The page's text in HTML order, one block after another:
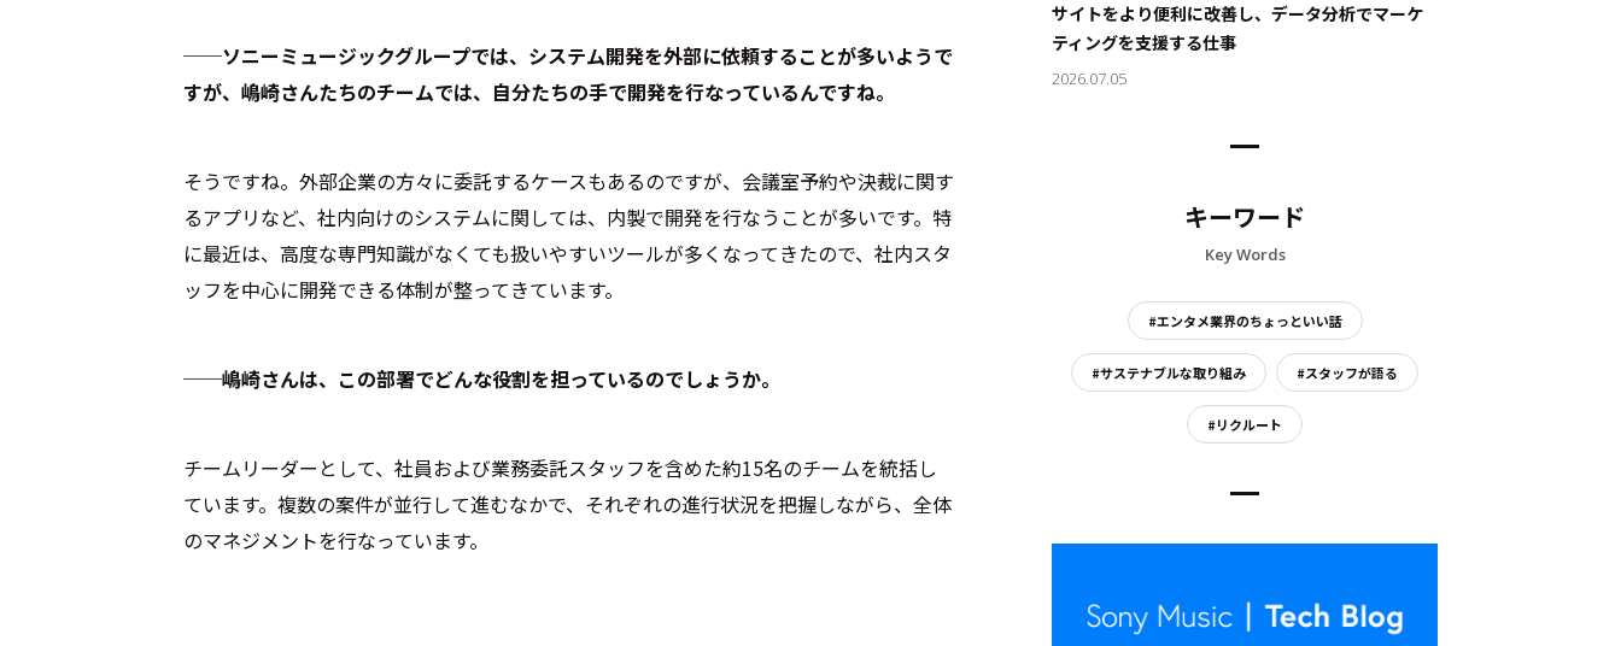
──ソニーミュージックグループでは、システム開発を外部に依頼することが多いようで
すが、嶋崎さんたちのチームでは、自分たちの手で開発を行なっているんですね。
そうですね。外部企業の方々に委託するケースもあるのですが、会議室予約や決裁に関す
るアプリなど、社内向けのシステムに関しては、内製で開発を行なうことが多いです。特
に最近は、高度な専門知識がなくても扱いやすいツールが多くなってきたので、社内スタ
ッフを中心に開発できる体制が整ってきています。
──嶋崎さんは、この部署でどんな役割を担っているのでしょうか。
チームリーダーとして、社員および業務委託スタッフを含めた約15名のチームを統括し
ています。複数の案件が並行して進むなかで、それぞれの進行状況を把握しながら、全体
のマネジメントを行なっています。
サイトをより便利に改善し、データ分析でマーケ
ティングを支援する仕事
2026.07.05
キーワード
Key Words
#エンタメ業界のちょっといい話
#サステナブルな取り組み #スタッフが語る
#リクルート